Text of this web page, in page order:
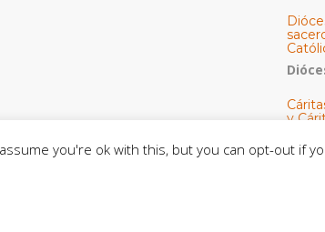
y
Una
you're ok with this, but you can opt-out if